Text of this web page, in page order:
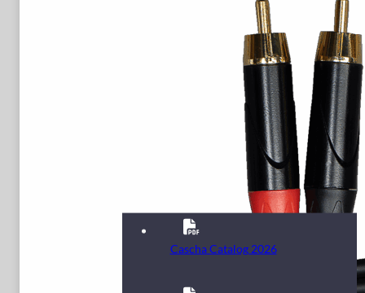
Cascha Catalog 2026